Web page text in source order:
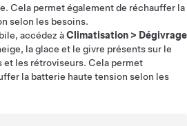
Cela permet également de réchauffer la
selon les besoins.
accédez àClimatisation > Dégivrage
la glace et le givre présents sur le
et les rétroviseurs. Cela permet
la batterie haute tension selon les